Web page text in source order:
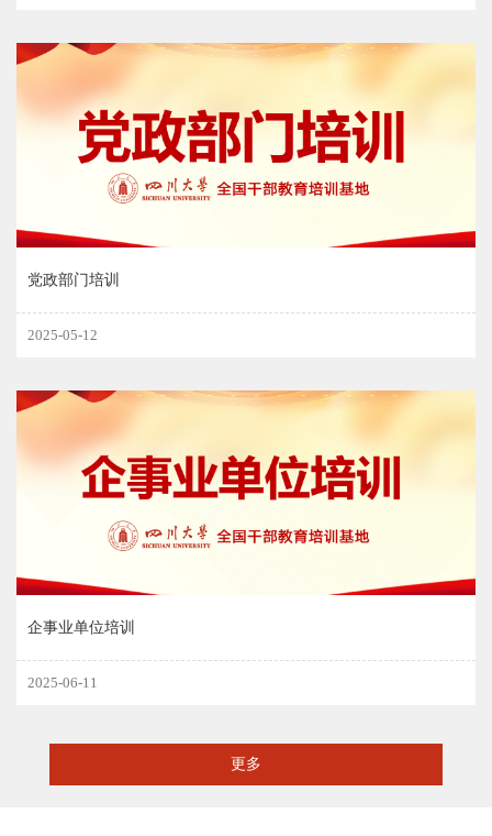
党政部门培训
2025-05-12
企事业单位培训
2025-06-11
更多